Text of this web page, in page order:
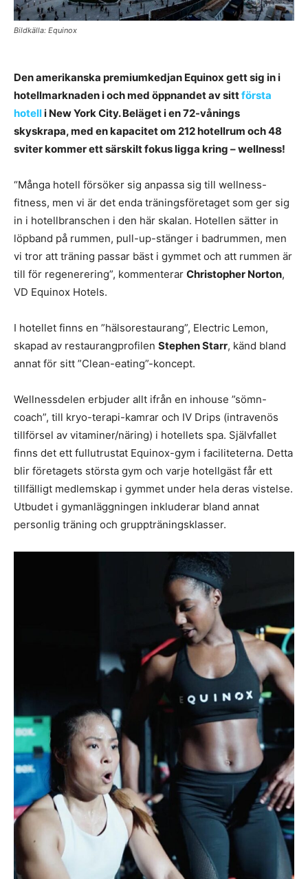
Bildkälla: Equinox
Den amerikanska premiumkedjan Equinox gett sig in i
hotellmarknaden i och med öppnandet av sittförsta
hotelli New York City. Beläget i en 72-vånings
skyskrapa, med en kapacitet om 212 hotellrum och 48
sviter kommer ett särskilt fokus ligga kring – wellness!
“Många hotell försöker sig anpassa sig till wellness-
fitness, men vi är det enda träningsföretaget som ger sig
in i hotellbranschen i den här skalan. Hotellen sätter in
löpband på rummen, pull-up-stänger i badrummen, men
vi tror att träning passar bäst i gymmet och att rummen är
till för regenerering”, kommenterar Christopher Norton,
VD Equinox Hotels.
I hotellet finns en ”hälsorestaurang”, Electric Lemon,
skapad av restaurangprofilen Stephen Starr, känd bland
annat för sitt ”Clean-eating”-koncept.
Wellnessdelen erbjuder allt ifrån en inhouse ”sömn-
coach”, till kryo-terapi-kamrar och IV Drips (intravenös
tillförsel av vitaminer/näring) i hotellets spa. Självfallet
finns det ett fullutrustat Equinox-gym i faciliteterna. Detta
blir företagets största gym och varje hotellgäst får ett
tillfälligt medlemskap i gymmet under hela deras vistelse.
Utbudet i gymanläggningen inkluderar bland annat
personlig träning och gruppträningsklasser.